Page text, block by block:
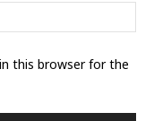
this browser for the